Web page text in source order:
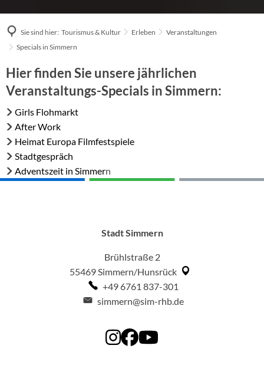
Sie sind hier: Tourismus & Kultur Erleben
Veranstaltungen
Specials in Simmern
Specials
in
Simmern
Hier finden Sie unsere jährlichen
Veranstaltungs-Specials in Simmern:
Girls Flohmarkt
After Work
Heimat Europa Filmfestspiele
Stadtgespräch
Adventszeit in Simmern
Stadt Simmern
Brühlstraße 2
55469Simmern/Hunsrück
+49 6761 837-301
simmern@sim-rhb.de